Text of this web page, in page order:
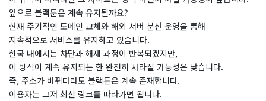
앞으로 블랙툰은 계속 유지될까요?
​현재 주기적인 도메인 교체와 해외 서버 분산 운영을 통해
지속적으로 서비스를 유지하고 있습니다.
한국 내에서는 차단과 해제 과정이 반복되겠지만,
이 방식이 계속 유지되는 한 완전히 사라질 가능성은 낮습니다.
즉, 주소가 바뀌더라도 블랙툰은 계속 존재합니다.
이용자는 그저 최신 링크를 따라가면 됩니다.